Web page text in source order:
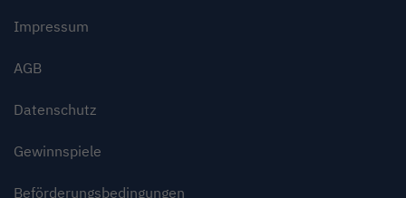
Impressum
AGB
Datenschutz
Gewinnspiele
Beförderungsbedingungen